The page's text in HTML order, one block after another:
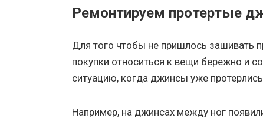
Ремонтируем протертые
Для того чтобы не пришлось зашивать
покупки относиться к вещи бережно и
ситуацию, когда джинсы уже
Например, на джинсах между ног